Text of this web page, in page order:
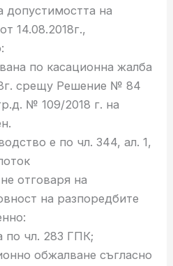
допустимостта на
14.08.2018г.,
по касационна жалба
срещу Решение № 84
№ 109/2018 г. на
е по чл. 344, ал. 1,
отговаря на
на разпоредбите
по чл. 283 ГПК;
обжалване съгласно